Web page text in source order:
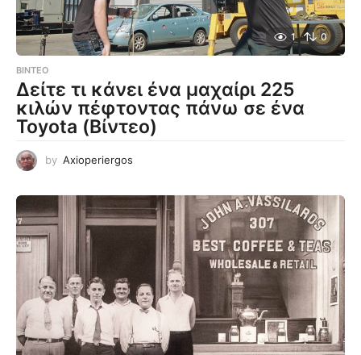
1 0
ΒΊΝΤΕΟ
Δείτε τι κάνει ένα μαχαίρι 225
κιλών πέφτοντας πάνω σε ένα
Toyota (Βίντεο)
by Axioperiergos